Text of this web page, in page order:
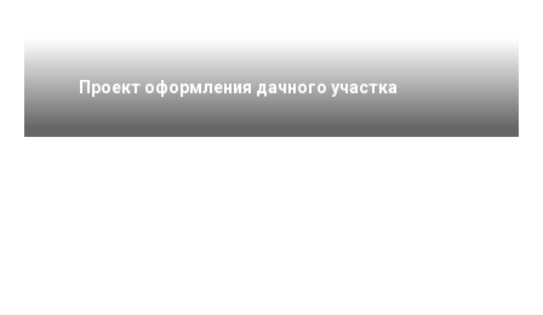
Проект оформления дачного участка